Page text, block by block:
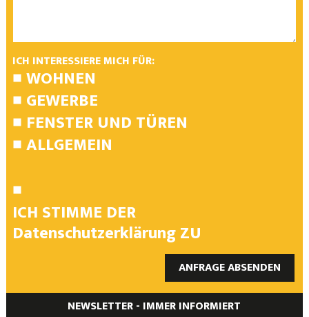
ICH INTERESSIERE MICH FÜR:
WOHNEN
GEWERBE
FENSTER UND TÜREN
ALLGEMEIN
ICH STIMME DER
DatenschutzerklärungZU
ANFRAGE ABSENDEN
NEWSLETTER - IMMER INFORMIERT